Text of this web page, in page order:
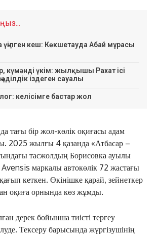
үңілген кеш: Көкшетауда Абай мұрасы
күмәнді үкім: жылқышы Рахат ісі
іздеген сауалы
келісімге бастар жол
тағы бір жол-көлік оқиғасы адам
2025 жылғы 4 қазанда «Атбасар –
тасжолдың Борисовка ауылы
маркалы автокөлік 72 жастағы
кеткен. Өкінішке қарай, зейнеткер
оқиға орнында көз жұмды.
дерек бойынша тиісті тергеу
Тексеру барысында жүргізушінің